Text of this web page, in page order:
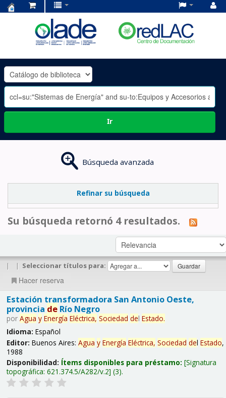
OLADE
-
Ir
Búsqueda avanzada
Refinar su búsqueda
Su búsqueda retornó 4 resultados.
| | Seleccionar títulos para:
Hacer reserva
Estación transformadora San Antonio Oeste,
provincia deRío Negro
por Agua y Energía Eléctrica, Sociedad del Estado.
Idioma: Español
Editor: Buenos Aires: Agua y Energía Eléctrica, Sociedad del Estado,
1988
Disponibilidad: Ítems disponibles para préstamo: Signatura
topográfica: 621.374.5/A282/v.2 (3).